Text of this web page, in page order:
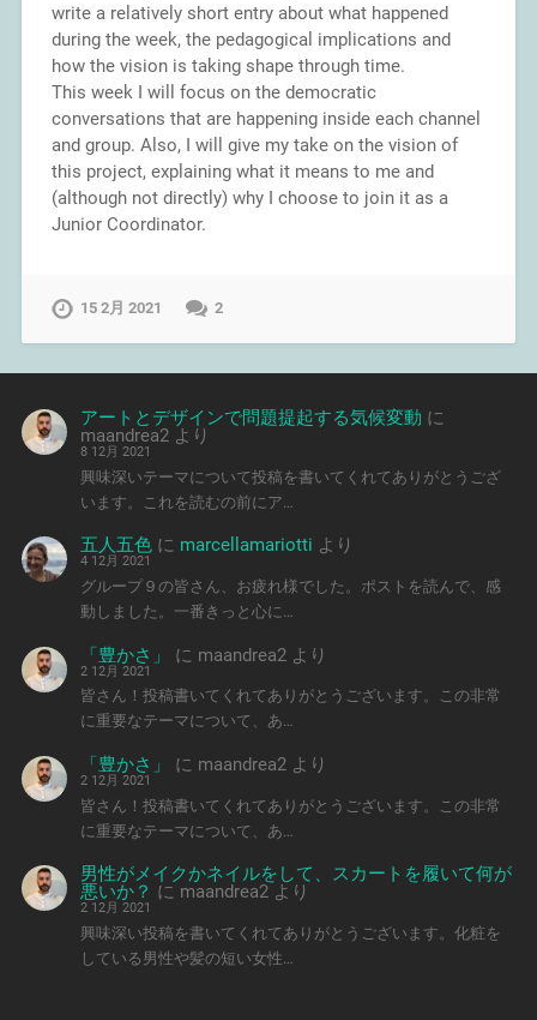
write a relatively short entry about what happened
during the week, the pedagogical implications and
how the vision is taking shape through time.
This week I will focus on the democratic
conversations that are happening inside each channel
and group. Also, I will give my take on the vision of
this project, explaining what it means to me and
(although not directly) why I choose to join it as a
Junior Coordinator.
15 2月 2021 2
アートとデザインで問題提起する気候変動 に
maandrea2 より
8 12月 2021
興味深いテーマについて投稿を書いてくれてありがとうござ
います。これを読むの前にア…
五人五色 に marcellamariotti より
4 12月 2021
グループ９の皆さん、お疲れ様でした。ポストを読んで、感
動しました。一番きっと心に…
「豊かさ」 に maandrea2 より
2 12月 2021
皆さん！投稿書いてくれてありがとうございます。この非常
に重要なテーマについて、あ…
「豊かさ」 に maandrea2 より
2 12月 2021
皆さん！投稿書いてくれてありがとうございます。この非常
に重要なテーマについて、あ…
男性がメイクかネイルをして、スカートを履いて何が
悪いか？ に maandrea2 より
2 12月 2021
興味深い投稿を書いてくれてありがとうございます。化粧を
している男性や髪の短い女性…